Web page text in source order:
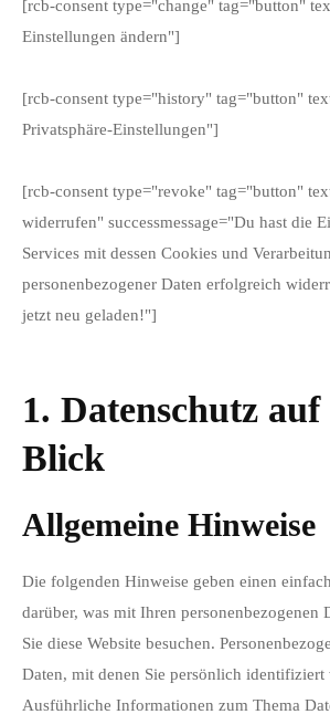
[rcb-consent type="change" tag="button"
Einstellungen ändern"]
[rcb-consent type="history" tag="button"
Privatsphäre-Einstellungen"]
[rcb-consent type="revoke" tag="button"
widerrufen" successmessage="Du hast die
Services mit dessen Cookies und
personenbezogener Daten erfolgreich
jetzt neu geladen!"]
1. Datenschutz auf
Blick
Allgemeine Hinweise
Die folgenden Hinweise geben einen
darüber, was mit Ihren personenbezogenen
Sie diese Website besuchen.
Daten, mit denen Sie persönlich identifiziert
Ausführliche Informationen zum Thema